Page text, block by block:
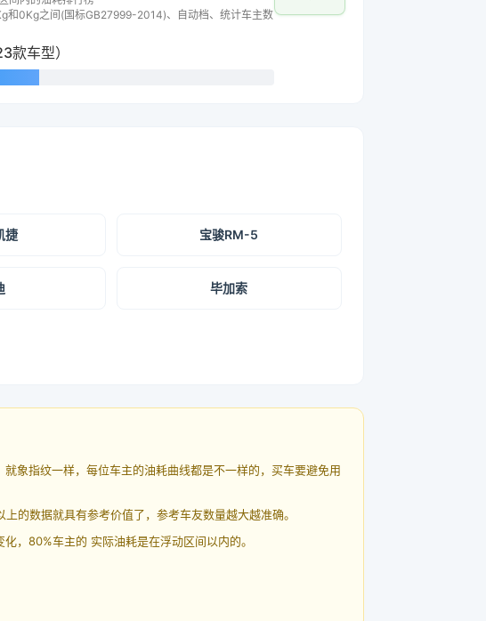
和0Kg之间(国标GB27999-2014)、自动档、统计车主数
款车型）
捷 宝骏RM-5
毕加索
象指纹一样，每位车主的油耗曲线都是不一样的，买车要避免用
的数据就具有参考价值了，参考车友数量越大越准确。
，80%车主的 实际油耗是在浮动区间以内的。